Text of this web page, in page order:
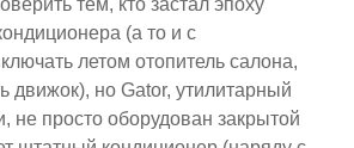
тем, кто застал эпоху
(а то и с
летом отопитель салона,
движок), но Gator, утилитарный
не просто оборудован закрытой